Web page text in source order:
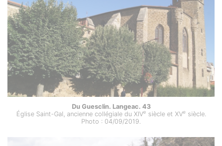
Du Guesclin. Langeac. 43
Église Saint-Gal, ancienne collégiale du XIVe siècle et XVe siècle.
Photo : 04/09/2019.